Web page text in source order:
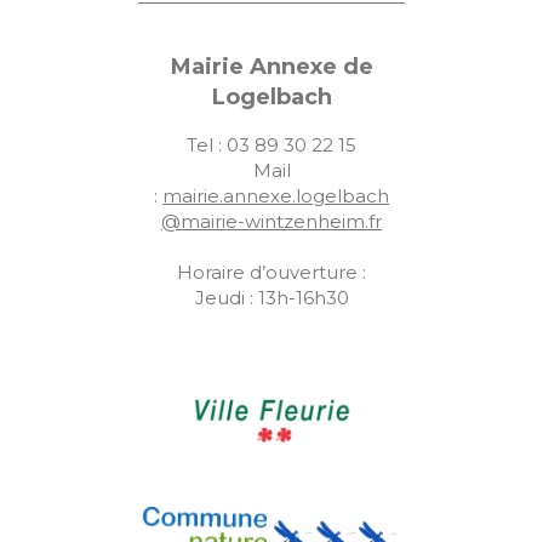
Mairie Annexe de
Logelbach
Tel : 03 89 30 22 15
Mail
: mairie.annexe.logelbach
@mairie-wintzenheim.fr
Horaire d’ouverture :
Jeudi : 13h-16h30